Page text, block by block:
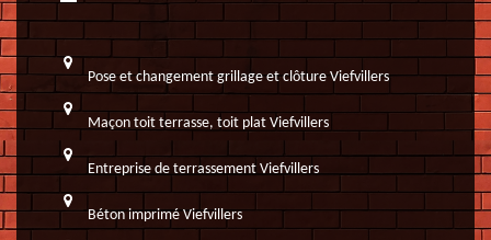
Pose et changement grillage et clôture Viefvillers
Maçon toit terrasse, toit plat Viefvillers
Entreprise de terrassement Viefvillers
Béton imprimé Viefvillers